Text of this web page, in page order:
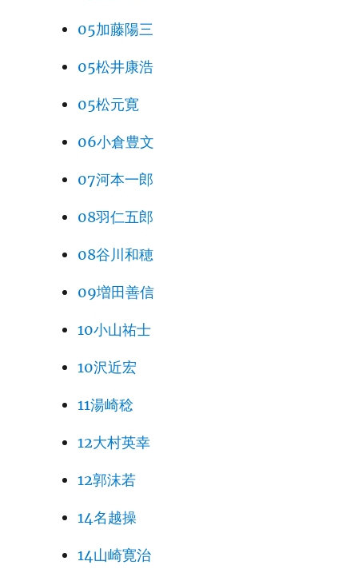
05加藤陽三
05松井康浩
05松元寛
06小倉豊文
07河本一郎
08羽仁五郎
08谷川和穂
09増田善信
10小山祐士
10沢近宏
11湯崎稔
12大村英幸
12郭沫若
14名越操
14山崎寛治